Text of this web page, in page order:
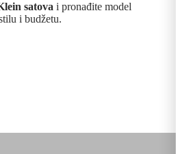
satova i pronađite model
i budžetu.